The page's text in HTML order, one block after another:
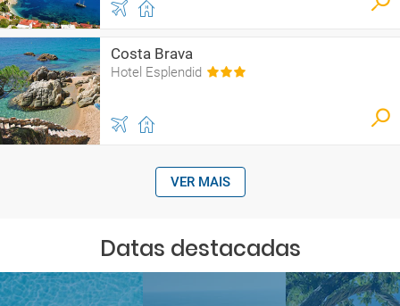
Costa Brava
Hotel Esplendid
VER MAIS
Datas destacadas